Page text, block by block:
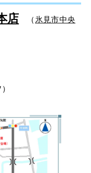
店 （氷見市中央